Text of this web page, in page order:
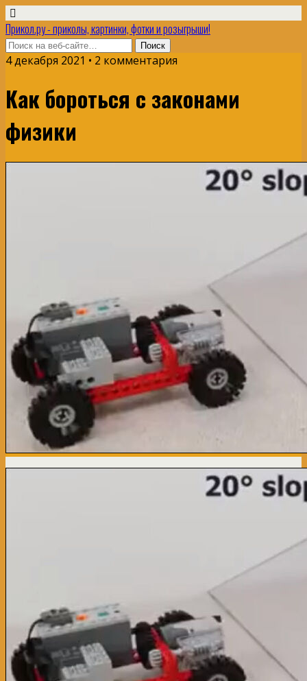
Прикол.ру - приколы, картинки, фотки и розыгрыши!
4 декабря 2021 • 2 комментария
Как бороться с законами
физики